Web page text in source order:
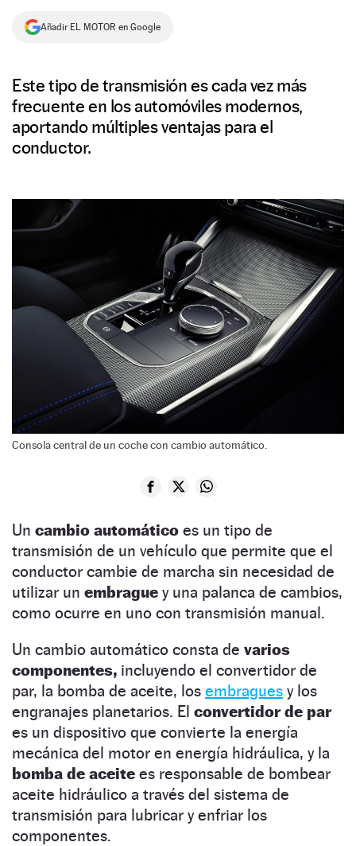
NEWSLETTER
Añadir EL MOTOR en Google
Este tipo de transmisión es cada vez más
frecuente en los automóviles modernos,
aportando múltiples ventajas para el
conductor.
Consola central de un coche con cambio automático.
Un cambio automático es un tipo de
transmisión de un vehículo que permite que el
conductor cambie de marcha sin necesidad de
utilizar un embrague y una palanca de cambios,
como ocurre en uno con transmisión manual.
Un cambio automático consta de varios
componentes, incluyendo el convertidor de
par, la bomba de aceite, los embragues y los
engranajes planetarios. El convertidor de par
es un dispositivo que convierte la energía
mecánica del motor en energía hidráulica, y la
bomba de aceite es responsable de bombear
aceite hidráulico a través del sistema de
transmisión para lubricar y enfriar los
componentes.